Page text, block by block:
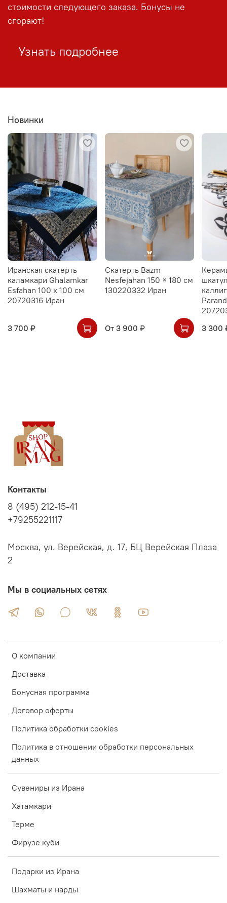
стоимости следующего заказа. Бонусы не
сгорают!
Узнать подробнее
Новинки
Иранская скатерть
каламкари Ghalamkar
Esfahan 100 х 100 см
20720316 Иран
3 700 ₽
Скатерть Bazm
Nesfejahan 150 × 180 см
130220332 Иран
От 3 900 ₽
3 300
О компании
Доставка
Бонусная программа
Договор оферты
Политика обработки cookies
Политика в отношении обработки персональных
данных
Сувениры из Ирана
Хатамкари
Терме
Фирузе куби
Подарки из Ирана
Шахматы и нарды
Контакты
8 (495) 212-15-41
+79255221117
Москва, ул. Верейская, д. 17, БЦ Верейская Плаза
2
Мы в социальных сетях